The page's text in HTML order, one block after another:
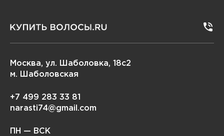
Москва, ул. Шаболовка, 18с2
м. Шаболовская
+7 499 283 33 81
narasti74@gmail.com
ПН — ВСК